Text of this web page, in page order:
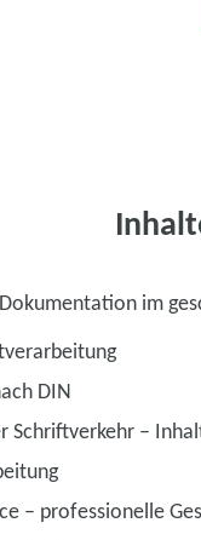
im
DIN
Schriftverkehr –
– professionelle